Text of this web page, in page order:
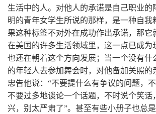
生活中的人。对他人的承诺是自己职业的
明的青年女学生所说的那样，是一种自我
果这种标签不对外在成功作出承诺，那它
在美国的许多生活领域里，这一点已成为
也还在朝着这个方向发展；当一个没有什
的年轻人去参加舞会时，对他备加关照的
忠告他说：“不要提什么有争议的问题，不
不要过多地谈论一个话题，不时说个笑话
兴，别太严肃了”。甚至有些小册子也总